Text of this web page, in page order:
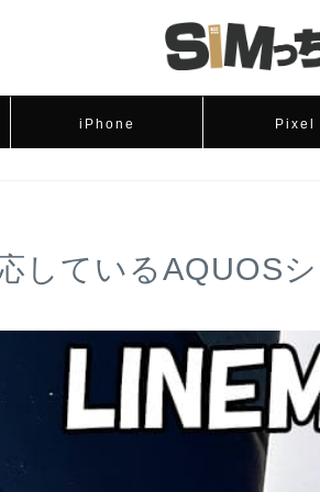
iPhone Pixel
しているAQUOS